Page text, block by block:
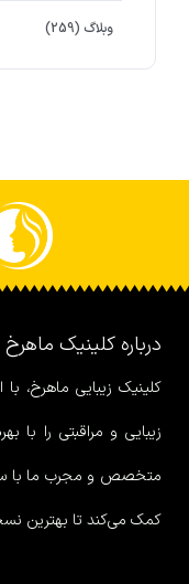
وبلاگ (259)
درباره کلینیک ماهرخ
کلینیک زیبایی ماهرخ،
زیبایی و مراقبتی را با
متخصص و مجرب ما با
کمک می‌کند تا بهترین